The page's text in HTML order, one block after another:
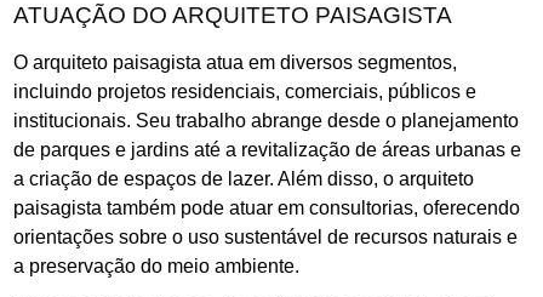
ATUAÇÃO DO ARQUITETO PAISAGISTA
O arquiteto paisagista atua em diversos segmentos,
incluindo projetos residenciais, comerciais, públicos e
institucionais. Seu trabalho abrange desde o planejamento
de parques e jardins até a revitalização de áreas urbanas e
a criação de espaços de lazer. Além disso, o arquiteto
paisagista também pode atuar em consultorias, oferecendo
orientações sobre o uso sustentável de recursos naturais e
a preservação do meio ambiente.